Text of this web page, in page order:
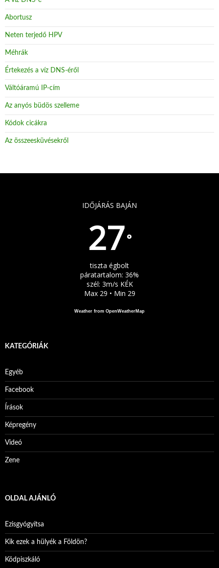
Abortusz
Neten terjedő HPV
Méhrák
Értekezés a víz DNS-éről
Váltóáramú IP-cím
Az anyós büdös szelleme
Kódok cicákra
Az összeesküvésekről
IDŐJÁRÁS BAJÁN
27°
tiszta égbolt
páratartalom: 36%
szél: 3m/s KÉK
Max 29 • Min 29
Weather from OpenWeatherMap
KATEGÓRIÁK
Egyéb
Facebook
Írások
Képregény
Videó
Zene
OLDAL AJÁNLÓ
Ezisgyógyítsa
Kik ezek a hülyék a Földön?
Ködpiszkáló